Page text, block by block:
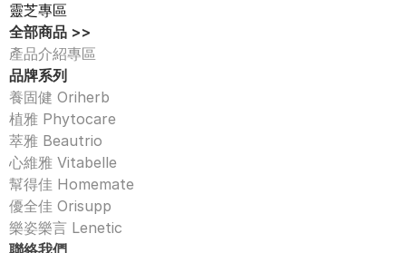
靈芝專區
全部商品 >>
產品介紹專區
品牌系列
養固健 Oriherb
植雅 Phytocare
萃雅 Beautrio
心維雅 Vitabelle
幫得佳 Homemate
優全佳 Orisupp
樂姿樂言 Lenetic
聯絡我們